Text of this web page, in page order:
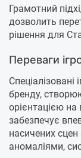
Грамотний
дозволить
рішення для
Переваги
бренду,
орієнтацією на
забезпечує
насичених
аномаліями,